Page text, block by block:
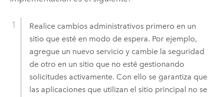
Realice cambios administrativos primero en un
sitio que esté en modo de espera. Por ejemplo,
agregue un nuevo servicio y cambie la seguridad
de otro en un sitio que no esté gestionando
solicitudes activamente. Con ello se garantiza que
las aplicaciones que utilizan el sitio principal no se